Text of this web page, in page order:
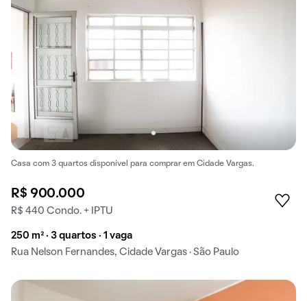
Casa com 3 quartos disponível para comprar em Cidade Vargas.
R$ 900.000
R$ 440 Condo. + IPTU
250 m² · 3 quartos · 1 vaga
Rua Nelson Fernandes, Cidade Vargas · São Paulo